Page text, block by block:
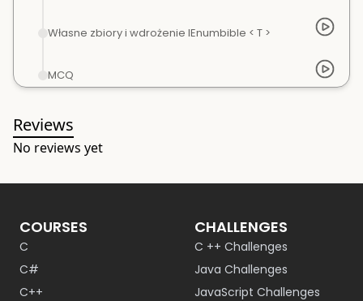
Własne zbiory i wdrożenie IEnumbible < T >
MCQ
Reviews
No reviews yet
COURSES
C
C#
C++
CHALLENGES
C ++ Challenges
Java Challenges
JavaScript Challenges